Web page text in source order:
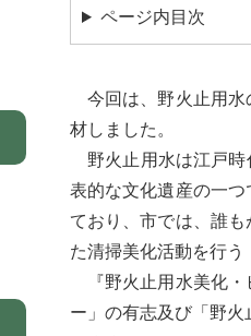
ページ内目次
今回は、野火止用水
材しました。
野火止用水は江戸時
表的な文化遺産の一
ており、市では、誰
た清掃美化活動を行う
『野火止用水美化・
ー」の有志及び「野